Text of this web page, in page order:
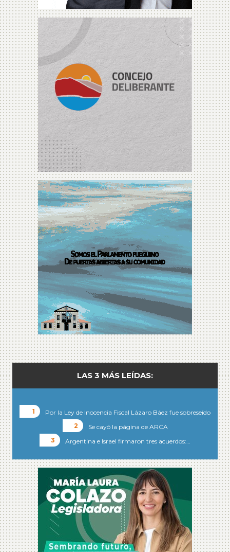
LAS 3 MÁS LEÍDAS:
Por la Ley de Inocencia Fiscal Lázaro Báez fue sobreseído
Se cayó la página de ARCA
Argentina e Israel firmaron tres acuerdos:…